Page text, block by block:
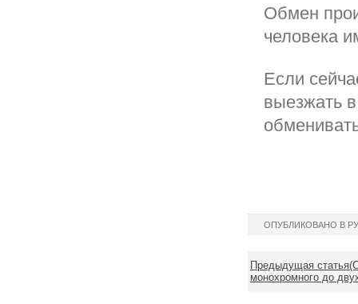
Обмен
человека
Если
выезжать
ОПУБЛИКОВАНО В
Предыдущая
монохромного до